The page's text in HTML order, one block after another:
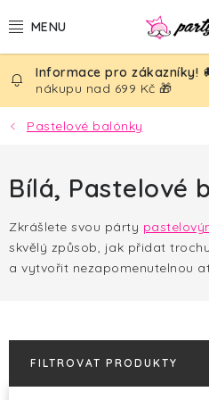
na
BALÓNKY
PÁRTY DEKORACE
NAROZENINY
AKČNÍ CENY!
nákupu nad 699 Kč 🎁
Pastelové balónky
Bílá, Pastelové
Zkrášlete svou párty
skvělý způsob, jak přidat
a vytvořit nezapomenutelnou
FILTROVAT PRODUKTY